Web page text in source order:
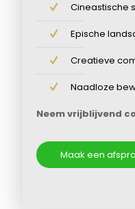
Cineastische
Epische
Creatieve
Naadloze
Neem vrijblijvend
Maak een